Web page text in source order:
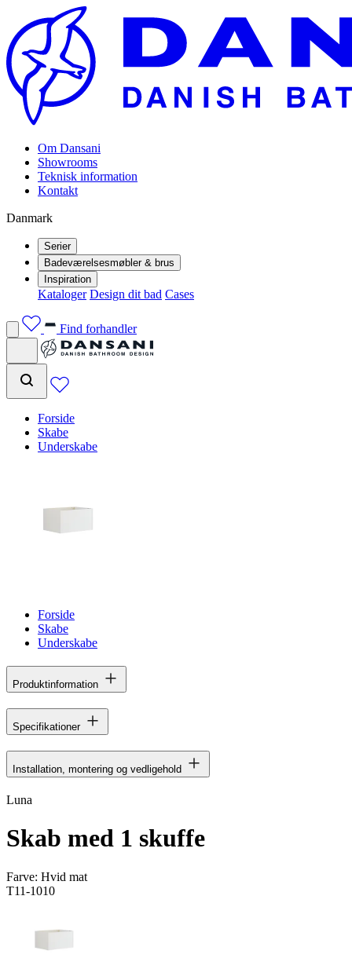
Om Dansani
Showrooms
Teknisk information
Kontakt
Danmark
Serier
Badeværelsesmøbler & brus
Inspiration
Kataloger Design dit bad Cases
Find forhandler
Forside
Skabe
Underskabe
Forside
Skabe
Underskabe
Produktinformation
Specifikationer
Installation, montering og vedligehold
Luna
Skab med 1 skuffe
Farve: Hvid mat
T11-1010